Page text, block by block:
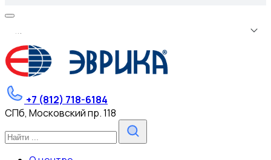
...
+7 (812) 718-6184
СПб, Московский пр. 118